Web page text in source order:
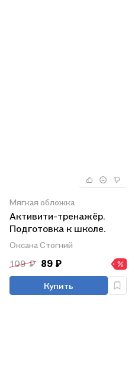
Мягкая обложка
Активити-тренажёр.
Подготовка к школе.
Рисуем по клеточкам и
Оксана Стогний
109 ₽ 89 ₽
Купить